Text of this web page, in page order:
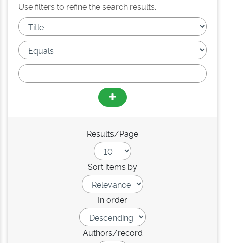
Use filters to refine the search results.
Results/Page
Sort items by
In order
Authors/record